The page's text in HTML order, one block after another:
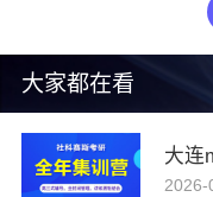
大家都在看
大连
2026-